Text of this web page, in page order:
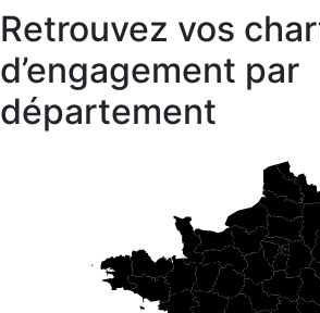
Retrouvez vos
d’engagement par
département